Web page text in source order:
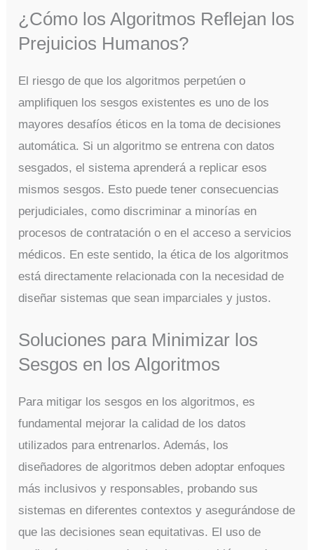
¿Cómo los Algoritmos Reflejan los
Prejuicios Humanos?
El riesgo de que los algoritmos perpetúen o
amplifiquen los sesgos existentes es uno de los
mayores desafíos éticos en la toma de decisiones
automática. Si un algoritmo se entrena con datos
sesgados, el sistema aprenderá a replicar esos
mismos sesgos. Esto puede tener consecuencias
perjudiciales, como discriminar a minorías en
procesos de contratación o en el acceso a servicios
médicos. En este sentido, la ética de los algoritmos
está directamente relacionada con la necesidad de
diseñar sistemas que sean imparciales y justos.
Soluciones para Minimizar los
Sesgos en los Algoritmos
Para mitigar los sesgos en los algoritmos, es
fundamental mejorar la calidad de los datos
utilizados para entrenarlos. Además, los
diseñadores de algoritmos deben adoptar enfoques
más inclusivos y responsables, probando sus
sistemas en diferentes contextos y asegurándose de
que las decisiones sean equitativas. El uso de